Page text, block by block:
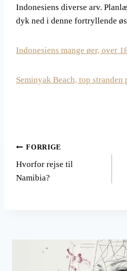
Indonesiens diverse arv.
dyk ned i denne fortryllende
Indonesiens mange øer, over
Seminyak Beach, top stranden
Indlægsnavigation
FORRIGE
Hvorfor rejse til
Namibia?